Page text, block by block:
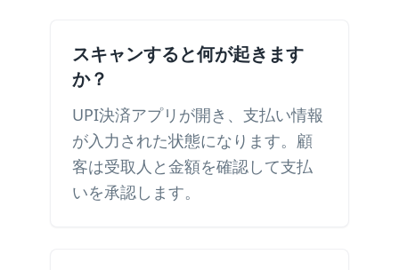
スキャンすると何が起きます
か？
UPI決済アプリが開き、支払い情報
が入力された状態になります。顧
客は受取人と金額を確認して支払
いを承認します。